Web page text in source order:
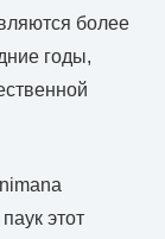
более
годы,
этот